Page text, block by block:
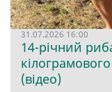
31.07.2026 16:00
14-річний
(відео)